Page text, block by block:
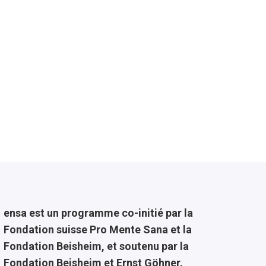
ensa est un programme co-initié par la
Fondation suisse Pro Mente Sana et la
Fondation Beisheim, et soutenu par la
Fondation Beisheim et Ernst Göhner.